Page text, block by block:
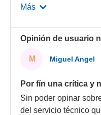
Más
Opinión de usuario
M Miguel Angel
Por fín una crítica y
Sin poder opinar
del servicio técnico